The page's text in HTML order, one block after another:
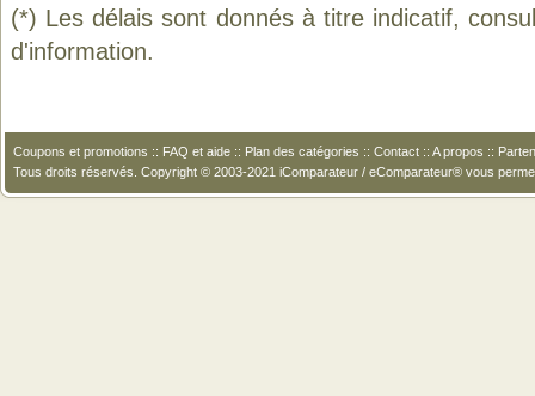
(*) Les délais sont donnés à titre indicatif,
d'information.
Coupons et promotions :: FAQ et aide :: Plan des catégories :: Contact :: A propos ::
Tous droits réservés. Copyright © 2003-2021 iComparateur / eComparateur® vous